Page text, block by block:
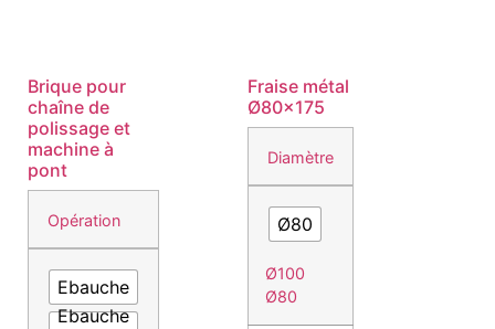
Brique pour
chaîne de
polissage et
machine à
pont
Opération
Ebauche
Ebauche
Fraise métal
Ø80×175
Diamètre
Ø80
Ø100
Ø80